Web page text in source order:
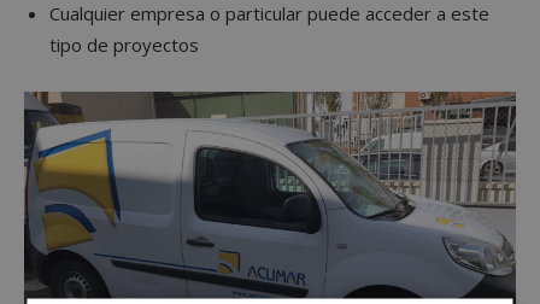
Cualquier empresa o particular puede acceder a este
tipo de proyectos